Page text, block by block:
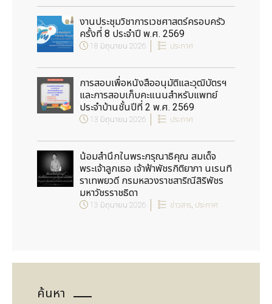
งานประชุมวิชาการเวชศาสตร์ครอบครัว
ครั้งที่ 8 ประจำปี พ.ศ. 2569
18 มิถุนายน 2026 ประกาศ
การสอบเพื่อหนังสืออนุมัติและวุฒิบัตรฯ
และการสอบเก็บคะแนนสำหรับแพทย์
ประจำบ้านชั้นปีที่ 2 พ.ศ. 2569
13 มิถุนายน 2026 ประกาศ
น้อมสำนึกในพระกรุณาธิคุณ สมเด็จ
พระเจ้าลูกเธอ เจ้าฟ้าพัชรกิติยาภา นเรนทิ
ราเทพยวดี กรมหลวงราชสาริณีสิริพัชร
มหาวัชรราชธิดา
13 มิถุนายน 2026 ข่าวสาร, ประกาศ
ค้นหา